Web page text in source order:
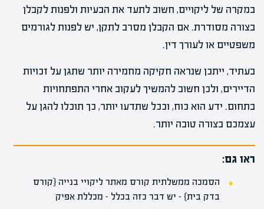
במקרה של ליקויים, חשוב לתעד את הבעיות ולפנות לקבלן
בצורה מסודרת. אם הקבלן מסרב לתקן, יש לפנות לגורמים
משפטיים או לעורך דין.
בעתיד, ייתכן שנראה חקיקה מחמירה יותר שתגן על זכויות
הדיירים, ולכן חשוב להמשיך לעקוב אחרי התפתחויות
בתחום. ידע הוא כוח, וככל שתדעו יותר, כך תוכלו להגן על
עצמכם בצורה טובה יותר.
ראו גם:
הסמכה ממשלתית קורס מאתר ליקויי בנייה {קורס
בדק בית} – יש דבר כזה בכלל – מכללת אפיק